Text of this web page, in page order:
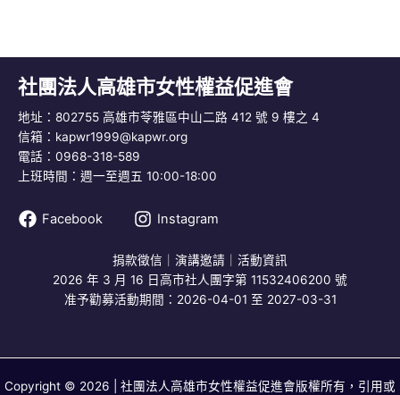
社團法人高雄市女性權益促進會
地址：802755 高雄市苓雅區中山二路 412 號 9 樓之 4
信箱： kapwr1999@kapwr.org
電話：0968-318-589
上班時間：週一至週五 10:00-18:00
Facebook Instagram
捐款徵信 演講邀請
活動資訊
2026 年 3 月 16 日高市社人團字第 11532406200 號
准予勸募活動期間：2026-04-01 至 2027-03-31
Copyright © 2026 | 社團法人高雄市女性權益促進會版權所有，引用或